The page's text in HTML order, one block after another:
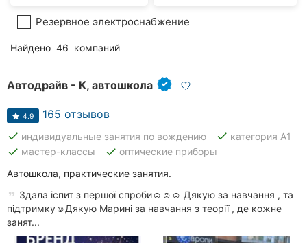
Резервное электроснабжение
Найдено 46 компаний
Автодрайв - К, автошкола
4.9 165 отзывов
done индивидуальные занятия по вождению done категория А1
done мастер-классы done оптические приборы
Автошкола, практические занятия.
Здала іспит з першої спроби☺️☺️☺️ Дякую за навчання , та
підтримку☺️Дякую Марині за навчання з теорії , де кожне
занят...